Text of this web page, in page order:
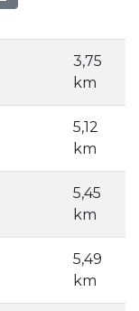
3,75
km
5,12
km
5,45
km
5,49
km